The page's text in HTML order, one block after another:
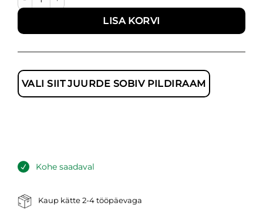
LISA KORVI
VALI SIIT JUURDE SOBIV PILDIRAAM
Kohe saadaval
Kaup kätte 2-4 tööpäevaga